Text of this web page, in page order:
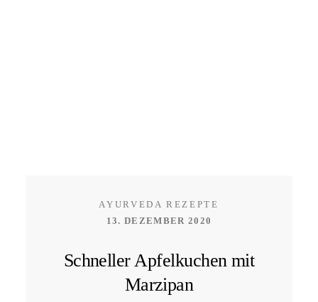
AYURVEDA REZEPTE
13. DEZEMBER 2020
Schneller Apfelkuchen mit
Marzipan